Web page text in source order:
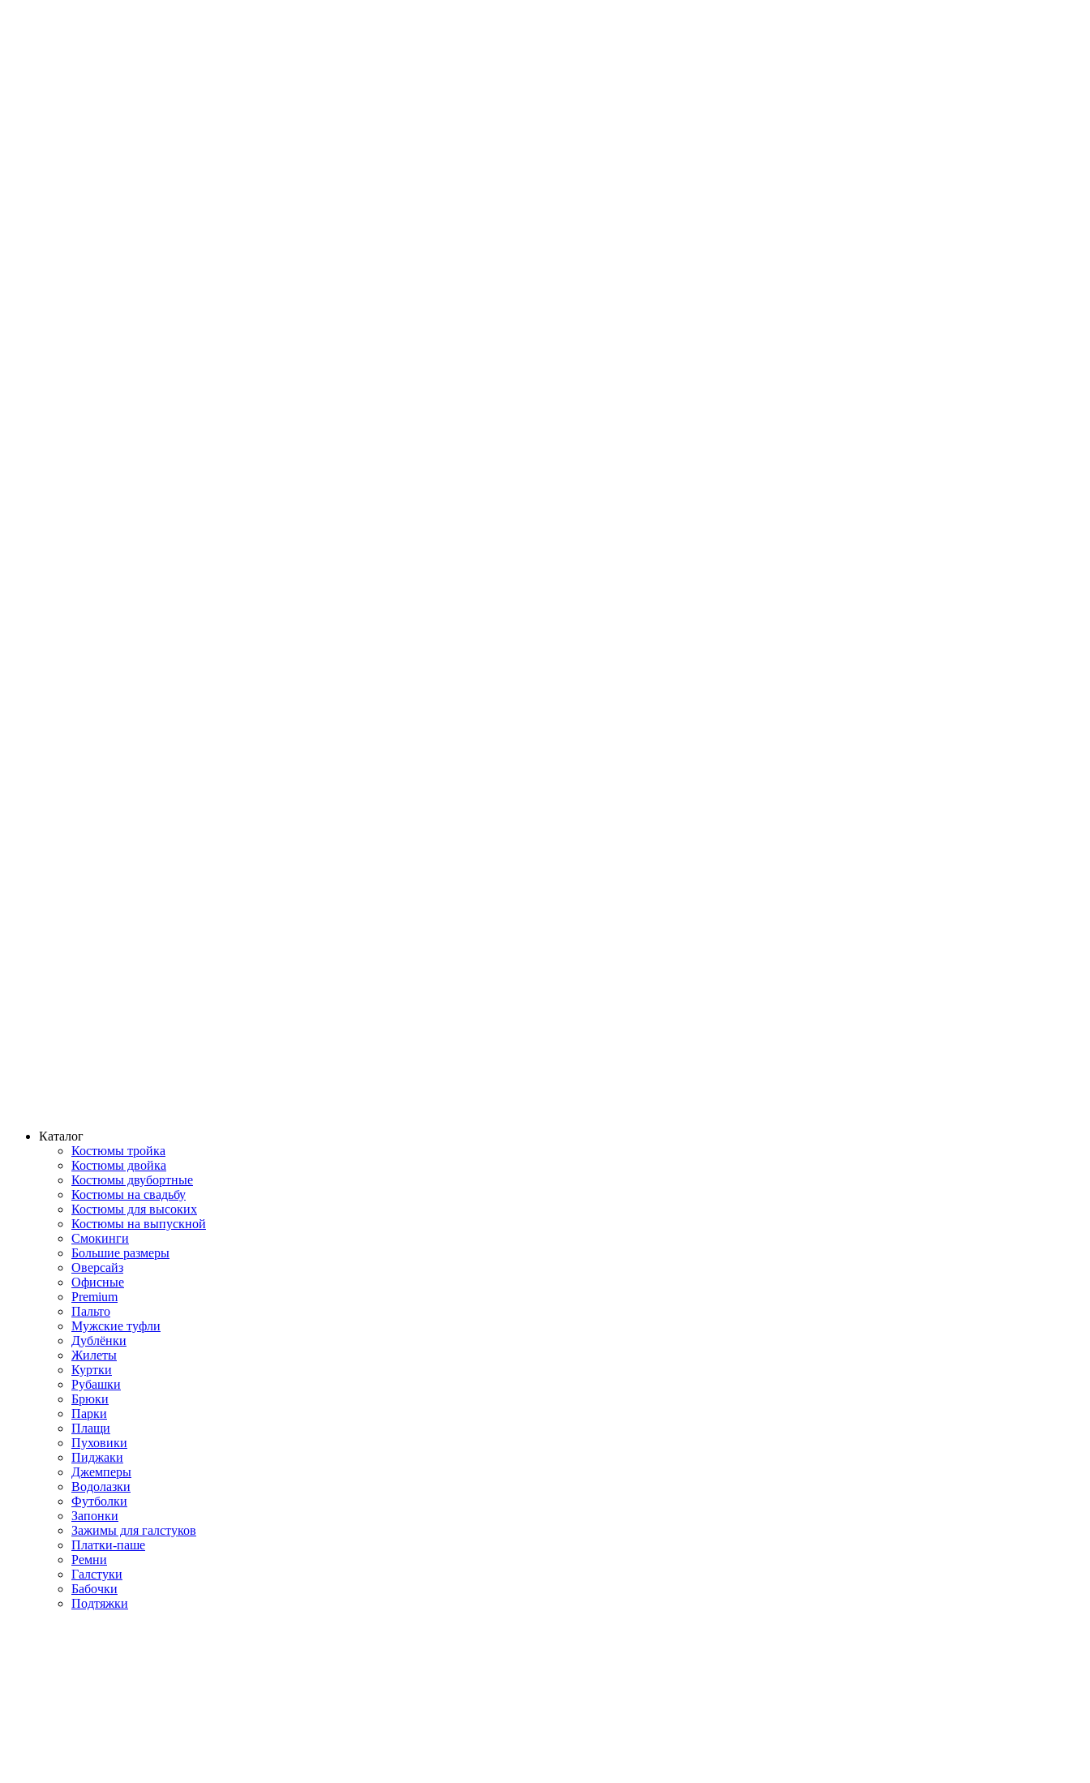
Каталог
Костюмы тройка
Костюмы двойка
Костюмы двубортные
Костюмы на свадьбу
Костюмы для высоких
Костюмы на выпускной
Смокинги
Большие размеры
Оверсайз
Офисные
Premium
Пальто
Мужские туфли
Дублёнки
Жилеты
Куртки
Рубашки
Брюки
Парки
Плащи
Пуховики
Пиджаки
Джемперы
Водолазки
Футболки
Запонки
Зажимы для галстуков
Платки-паше
Ремни
Галстуки
Бабочки
Подтяжки